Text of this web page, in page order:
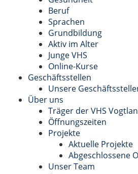
Beruf
Sprachen
Grundbildung
Aktiv im Alter
Junge VHS
Online-Kurse
Geschäftsstellen
Unsere
Über uns
Träger der VHS
Öffnungszeiten
Projekte
Aktuelle Projekte
Abgeschlossene
Unser Team